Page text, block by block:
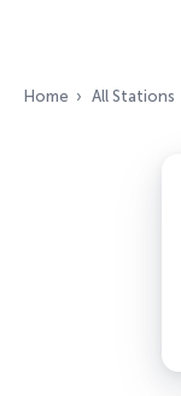
Home All Stations